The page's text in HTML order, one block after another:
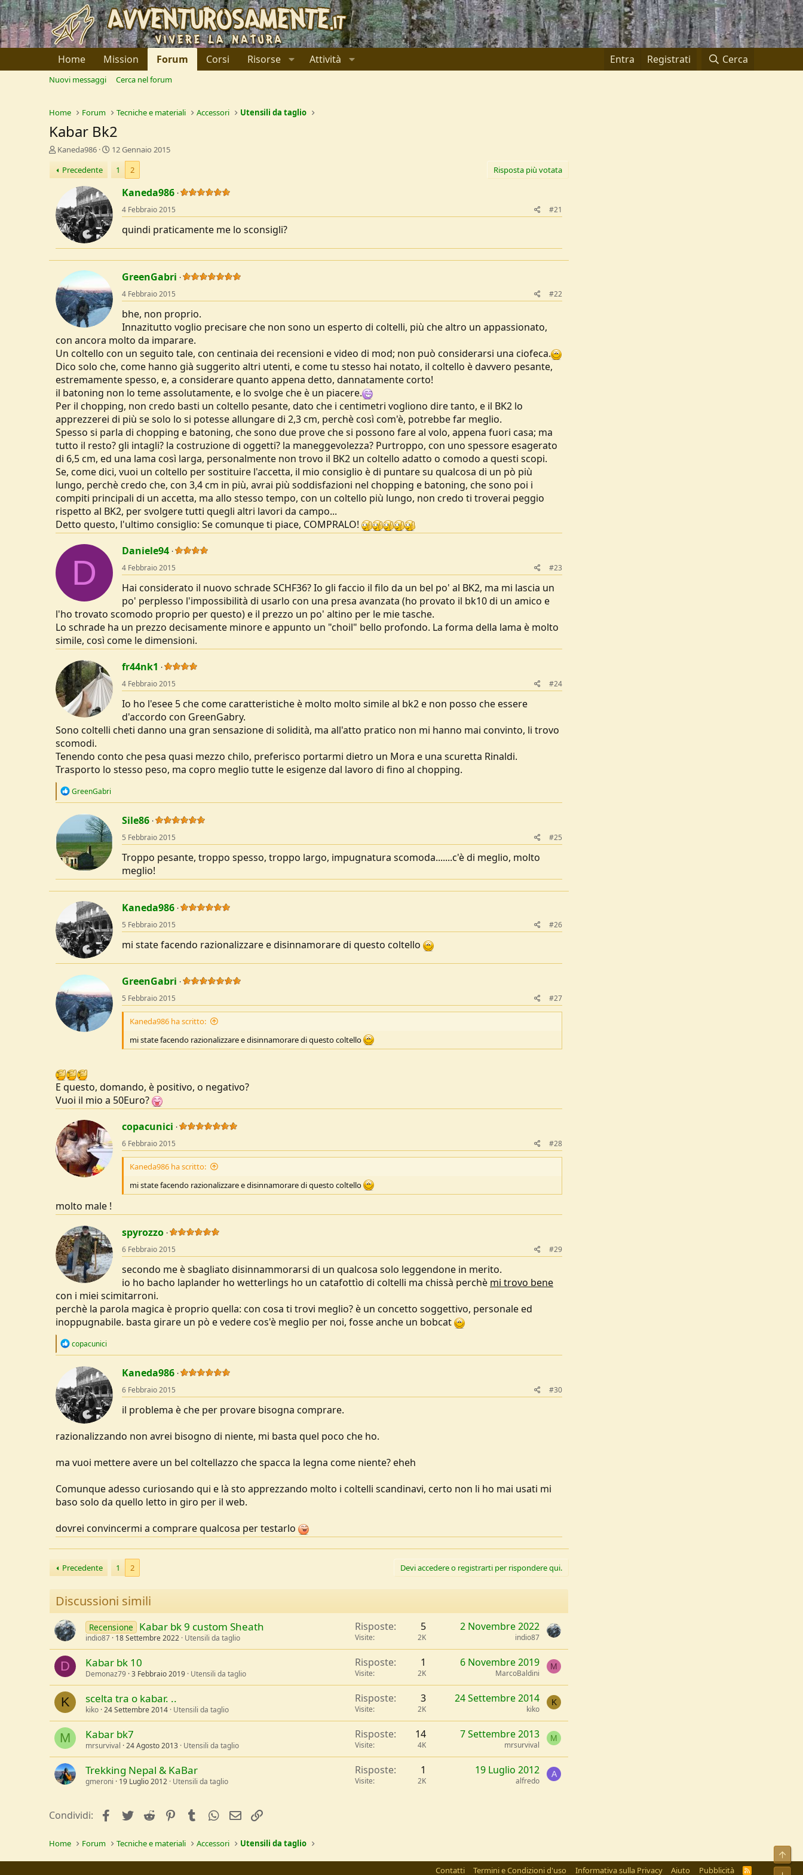
Home Mission Forum Corsi Risorse Attività Entra Registrati Cerca
Nuovi messaggi Cerca nel forum
Home Forum Tecniche e materiali Accessori Utensili da taglio
Kabar Bk2
C
e
a
o
r
e
D
i
s
s
i
e
Kaneda986
D
a
I
n
z
12 Gennaio 2015
Precedente
1 2 Risposta più votata
Kaneda986
4 Febbraio 2015 #21
quindi praticamente me lo sconsigli?
GreenGabri
4 Febbraio 2015 #22
bhe, non proprio.
Innazitutto voglio precisare che non sono un esperto di coltelli, più che altro un appassionato,
con ancora molto da imparare.
Un coltello con un seguito tale, con centinaia dei recensioni e video di mod; non può considerarsi una ciofeca.
Dico solo che, come hanno già suggerito altri utenti, e come tu stesso hai notato, il coltello è davvero pesante,
estremamente spesso, e, a considerare quanto appena detto, dannatamente corto!
il batoning non lo teme assolutamente, e lo svolge che è un piacere.
Per il chopping, non credo basti un coltello pesante, dato che i centimetri vogliono dire tanto, e il BK2 lo
apprezzerei di più se solo lo si potesse allungare di 2,3 cm, perchè così com'è, potrebbe far meglio.
Spesso si parla di chopping e batoning, che sono due prove che si possono fare al volo, appena fuori casa; ma
tutto il resto? gli intagli? la costruzione di oggetti? la maneggevolezza? Purtroppo, con uno spessore esagerato
di 6,5 cm, ed una lama così larga, personalmente non trovo il BK2 un coltello adatto o comodo a questi scopi.
Se, come dici, vuoi un coltello per sostituire l'accetta, il mio consiglio è di puntare su qualcosa di un pò più
lungo, perchè credo che, con 3,4 cm in più, avrai più soddisfazioni nel chopping e batoning, che sono poi i
compiti principali di un accetta, ma allo stesso tempo, con un coltello più lungo, non credo ti troverai peggio
rispetto al BK2, per svolgere tutti quegli altri lavori da campo...
Detto questo, l'ultimo consiglio: Se comunque ti piace, COMPRALO!
D
Daniele94
4 Febbraio 2015 #23
Hai considerato il nuovo schrade SCHF36? Io gli faccio il filo da un bel po' al BK2, ma mi lascia un
po' perplesso l'impossibilità di usarlo con una presa avanzata (ho provato il bk10 di un amico e
l'ho trovato scomodo proprio per questo) e il prezzo un po' altino per le mie tasche.
Lo schrade ha un prezzo decisamente minore e appunto un "choil" bello profondo. La forma della lama è molto
simile, così come le dimensioni.
fr44nk1
4 Febbraio 2015 #24
Io ho l'esee 5 che come caratteristiche è molto molto simile al bk2 e non posso che essere
d'accordo con GreenGabry.
Sono coltelli cheti danno una gran sensazione di solidità, ma all'atto pratico non mi hanno mai convinto, li trovo
scomodi.
Tenendo conto che pesa quasi mezzo chilo, preferisco portarmi dietro un Mora e una scuretta Rinaldi.
Trasporto lo stesso peso, ma copro meglio tutte le esigenze dal lavoro di fino al chopping.
R
c
i
o
n
s
GreenGabri
Sile86
5 Febbraio 2015 #25
Troppo pesante, troppo spesso, troppo largo, impugnatura scomoda.......c'è di meglio, molto
meglio!
Kaneda986
5 Febbraio 2015 #26
mi state facendo razionalizzare e disinnamorare di questo coltello
GreenGabri
5 Febbraio 2015 #27
Kaneda986 ha scritto:
mi state facendo razionalizzare e disinnamorare di questo coltello
E questo, domando, è positivo, o negativo?
Vuoi il mio a 50Euro?
copacunici
6 Febbraio 2015 #28
Kaneda986 ha scritto:
mi state facendo razionalizzare e disinnamorare di questo coltello
molto male !
spyrozzo
6 Febbraio 2015 #29
secondo me è sbagliato disinnammorarsi di un qualcosa solo leggendone in merito.
io ho bacho laplander ho wetterlings ho un catafottìo di coltelli ma chissà perchè mi trovo bene
con i miei scimitarroni.
perchè la parola magica è proprio quella: con cosa ti trovi meglio? è un concetto soggettivo, personale ed
inoppugnabile. basta girare un pò e vedere cos'è meglio per noi, fosse anche un bobcat
R
c
i
o
n
s
copacunici
Kaneda986
6 Febbraio 2015 #30
il problema è che per provare bisogna comprare.
razionalizzando non avrei bisogno di niente, mi basta quel poco che ho.
ma vuoi mettere avere un bel coltellazzo che spacca la legna come niente? eheh
Comunque adesso curiosando qui e là sto apprezzando molto i coltelli scandinavi, certo non li ho mai usati mi
baso solo da quello letto in giro per il web.
dovrei convincermi a comprare qualcosa per testarlo
Precedente 1 2 Devi accedere o registrarti per rispondere qui.
Discussioni simili
Recensione Kabar bk 9 custom Sheath
indio87 18 Settembre 2022 Utensili da taglio
Risposte 5
Visite 2K
2 Novembre 2022
indio87
D Kabar bk 10
Demonaz79 3 Febbraio 2019 Utensili da taglio
Risposte 1
Visite 2K
6 Novembre 2019
MarcoBaldini
M
K scelta tra o kabar. ..
kiko 24 Settembre 2014 Utensili da taglio
Risposte 3
Visite 2K
24 Settembre 2014
kiko
K
M Kabar bk7
mrsurvival 24 Agosto 2013 Utensili da taglio
Risposte 14
Visite 4K
7 Settembre 2013
mrsurvival
M
Trekking Nepal & KaBar
gmeroni 19 Luglio 2012 Utensili da taglio
Risposte 1
Visite 2K
19 Luglio 2012
alfredo
A
Condividi: facebookTwitterReddit PinterestTumblrWhatsApp
e-mail
Home Forum Tecniche e materiali Accessori Utensili da taglio
Contatti Termini e Condizioni d'uso Informativa sulla Privacy Aiuto Pubblicità
R
Alto